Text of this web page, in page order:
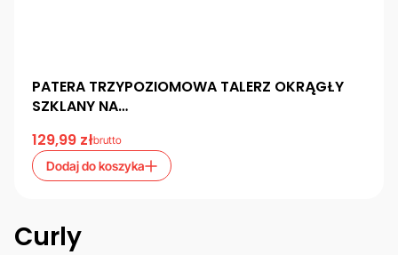
PATERA TRZYPOZIOMOWA TALERZ OKRĄGŁY
SZKLANY NA…
129,99 złbrutto
Dodaj do koszyka
Curly